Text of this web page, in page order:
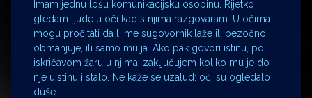
Imam jednu lošu komunikacijsku osobinu. Rijetko
gledam ljude u oči kad s njima razgovaram. U očima
mogu pročitati da li me sugovornik laže ili bezočno
obmanjuje, ili samo mulja. Ako pak govori istinu, po
iskričavom žaru u njima, zaključujem koliko mu je do
nje uistinu i stalo. Ne kaže se uzalud: oči su ogledalo
duše. …